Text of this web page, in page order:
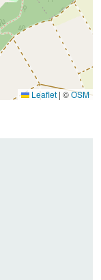
Leaflet | ©OSM